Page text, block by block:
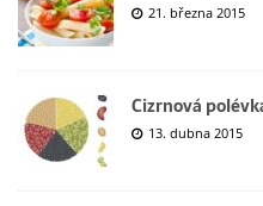
21. března 2015
Cizrnová
13. dubna 2015